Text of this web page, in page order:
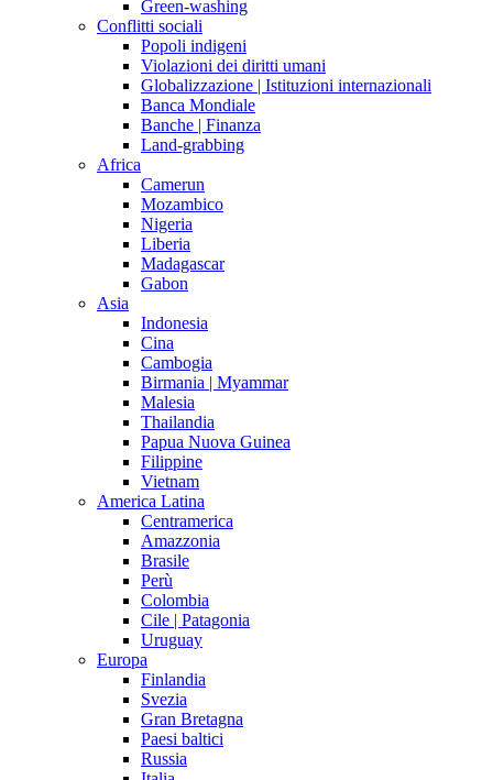
Green-washing
Conflitti sociali
Popoli indigeni
Violazioni dei diritti umani
Globalizzazione | Istituzioni internazionali
Banca Mondiale
Banche | Finanza
Land-grabbing
Africa
Camerun
Mozambico
Nigeria
Liberia
Madagascar
Gabon
Asia
Indonesia
Cina
Cambogia
Birmania | Myammar
Malesia
Thailandia
Papua Nuova Guinea
Filippine
Vietnam
America Latina
Centramerica
Amazzonia
Brasile
Perù
Colombia
Cile | Patagonia
Uruguay
Europa
Finlandia
Svezia
Gran Bretagna
Paesi baltici
Russia